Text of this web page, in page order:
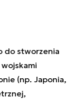
do stworzenia
(np. Japonia,